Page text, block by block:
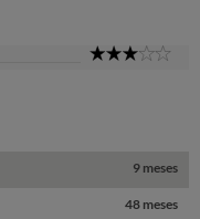
9 meses
48 meses